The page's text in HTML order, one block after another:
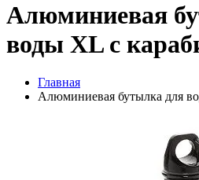
Алюминиевая
воды XL с
Главная
Алюминиевая бутылка для